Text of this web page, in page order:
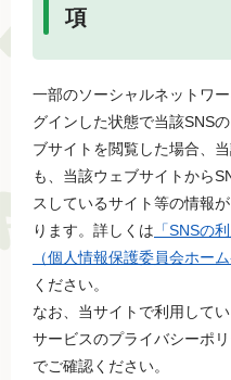
項
一部のソーシャルネットワ
グインした状態で当該SNS
ブサイトを閲覧した場合、
も、当該ウェブサイトから
スしているサイト等の情報
ります。詳しくは 「SNSの
（個人情報保護委員会ホーム
ください。
なお、当サイトで利用して
サービスのプライバシーポ
でご確認ください。